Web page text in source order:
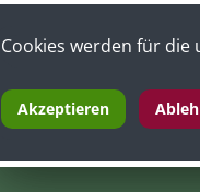
greifen die Zahnräder
Gefahren
die im Gegensatz zu
besser halten
Cookies werden für
Akzeptieren